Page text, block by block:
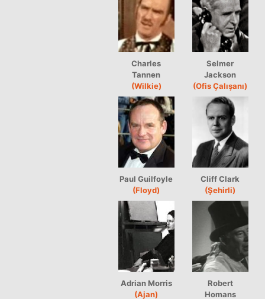
Charles
Tannen
(Wilkie)
Selmer
Jackson
(Ofis Çalışanı)
Paul Guilfoyle
(Floyd)
Cliff Clark
(Şehirli)
Adrian Morris
(Ajan)
Robert
Homans